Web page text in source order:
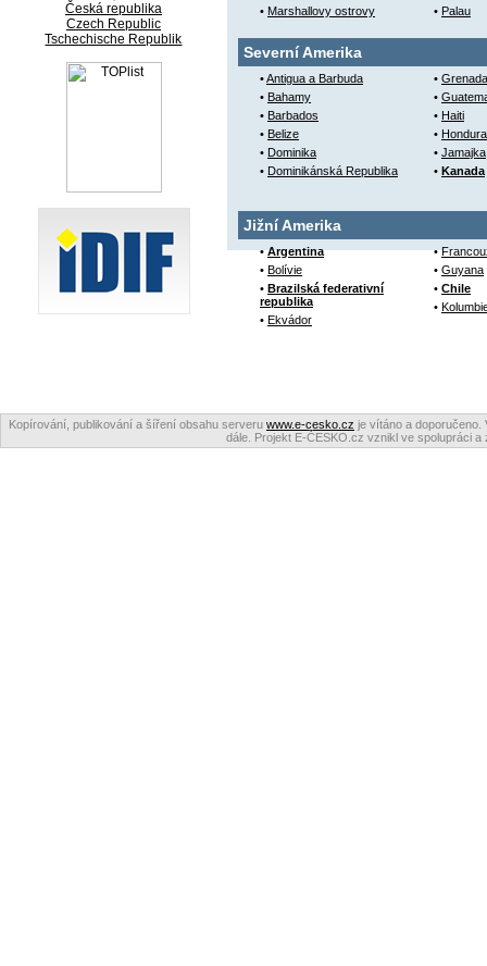
Česká republika
Czech Republic
Tschechische Republik
• Marshallovy ostrovy
• Palau
Severní Amerika
•Antigua a Barbuda
• Bahamy
• Barbados
• Belize
• Dominika
• Dominikánská Republika
• Grenada
•
• Haiti
•
• Jamajka
• Kanada
Jižní Amerika
•Argentina
• Bolívie
• Brazilská federativní
republika
• Ekvádor
•
• Guyana
• Chile
•
Kopírování, publikování a šíření obsahu serveru www.e-cesko.cz je vítáno a doporučeno.
dále. Projekt E-ČESKO.cz vznikl ve spolupráci